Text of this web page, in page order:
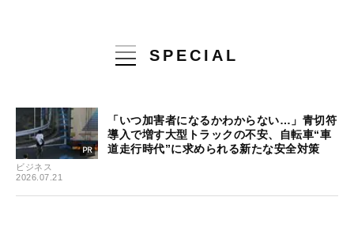
SPECIAL
ビジネス
2026.07.21
「いつ加害者になるかわからない…」青切符
導入で増す大型トラックの不安、自転車“車
道走行時代”に求められる新たな安全対策